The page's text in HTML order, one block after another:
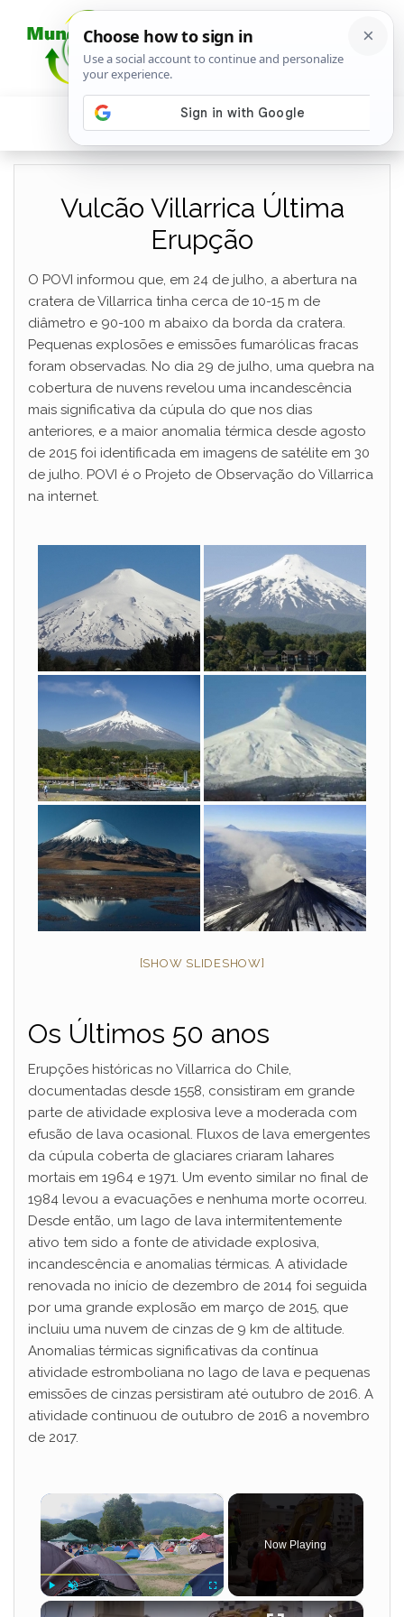
Vulcão Villarrica Última
Erupção
O POVI informou que, em 24 de julho, a abertura na
cratera de Villarrica tinha cerca de 10-15 m de
diâmetro e 90-100 m abaixo da borda da cratera.
Pequenas explosões e emissões fumarólicas fracas
foram observadas. No dia 29 de julho, uma quebra na
cobertura de nuvens revelou uma incandescência
mais significativa da cúpula do que nos dias
anteriores, e a maior anomalia térmica desde agosto
de 2015 foi identificada em imagens de satélite em 30
de julho. POVI é o Projeto de Observação do Villarrica
na internet.
[SHOW SLIDESHOW]
Os Últimos 50 anos
Erupções históricas no Villarrica do Chile,
documentadas desde 1558, consistiram em grande
parte de atividade explosiva leve a moderada com
efusão de lava ocasional. Fluxos de lava emergentes
da cúpula coberta de glaciares criaram lahares
mortais em 1964 e 1971. Um evento similar no final de
1984 levou a evacuações e nenhuma morte ocorreu.
Desde então, um lago de lava intermitentemente
ativo tem sido a fonte de atividade explosiva,
incandescência e anomalias térmicas. A atividade
renovada no início de dezembro de 2014 foi seguida
por uma grande explosão em março de 2015, que
incluiu uma nuvem de cinzas de 9 km de altitude.
Anomalias térmicas significativas da contínua
atividade estromboliana no lago de lava e pequenas
emissões de cinzas persistiram até outubro de 2016. A
atividade continuou de outubro de 2016 a novembro
de 2017.
×
Unmute Fullscreen
Now Playing
×